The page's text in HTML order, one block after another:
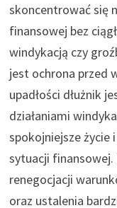
skoncentrować się
finansowej bez
windykacją czy
jest ochrona przed
upadłości dłużnik
działaniami
spokojniejsze życie
sytuacji
renegocjacji
oraz ustalenia